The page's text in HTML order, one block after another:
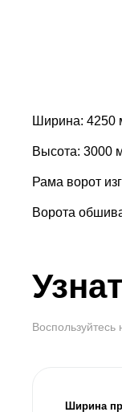
Ширина: 4250
Высота: 3000
Рама ворот
Ворота
Ширина